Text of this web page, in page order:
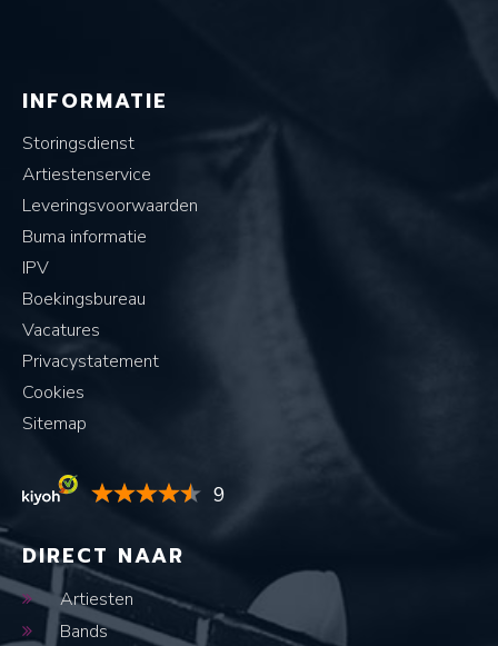
INFORMATIE
Storingsdienst
Artiestenservice
Leveringsvoorwaarden
Buma informatie
IPV
Boekingsbureau
Vacatures
Privacystatement
Cookies
Sitemap
9
DIRECT NAAR
Artiesten
Bands